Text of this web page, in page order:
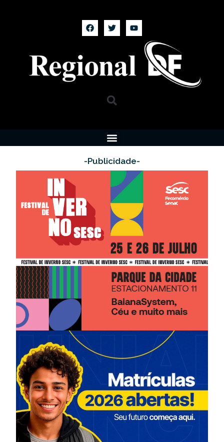
-Publicidade-